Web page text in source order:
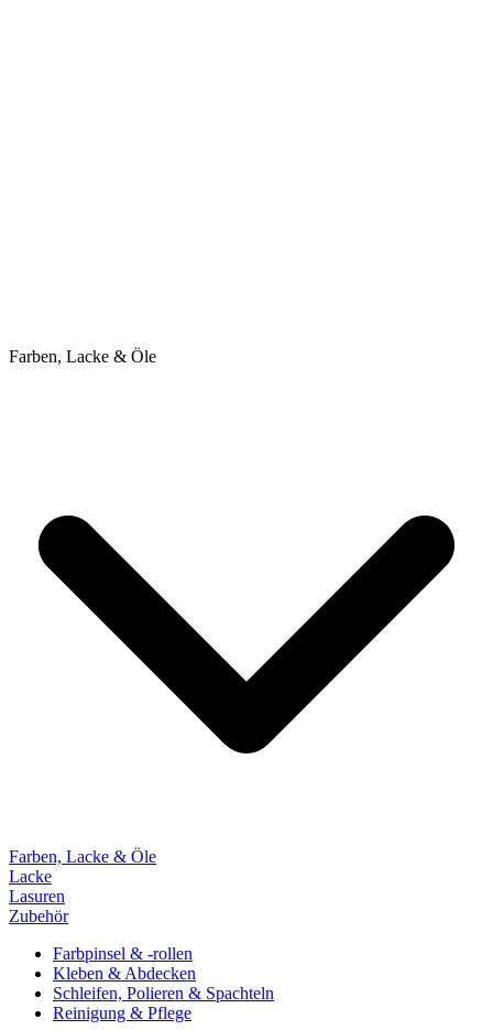
Farben, Lacke & Öle
Farben, Lacke & Öle
Lacke
Lasuren
Zubehör
Farbpinsel & -rollen
Kleben & Abdecken
Schleifen, Polieren & Spachteln
Reinigung & Pflege